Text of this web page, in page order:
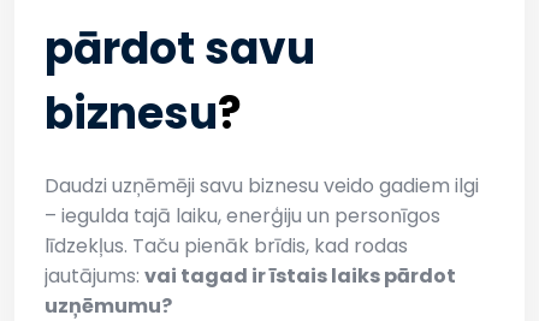
pārdot savu
biznesu?
Daudzi uzņēmēji savu biznesu veido gadiem ilgi
– iegulda tajā laiku, enerģiju un personīgos
līdzekļus. Taču pienāk brīdis, kad rodas
jautājums: vai tagad ir īstais laiks pārdot
uzņēmumu?